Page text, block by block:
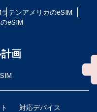
ラテンアメリカのeSIM
eSIM
画
対応デバイス